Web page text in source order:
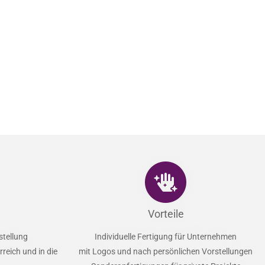
und in die
Vorteile
Individuelle Fertigung für Unternehmen
mit Logos und nach persönlichen Vorstellungen